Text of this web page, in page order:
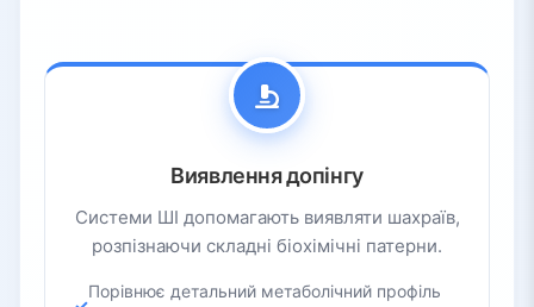
Виявлення допінгу
Системи ШІ допомагають виявляти шахраїв,
розпізнаючи складні біохімічні патерни.
Порівнює детальний метаболічний профіль